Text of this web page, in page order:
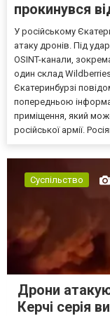
прокинувся
У російському
атаку дронів. Під
OSINT-канали,
один склад
Єкатеринбурзі
попередньою
приміщення, який
російської армії.
Суспільство
Дрони
Керчі серія